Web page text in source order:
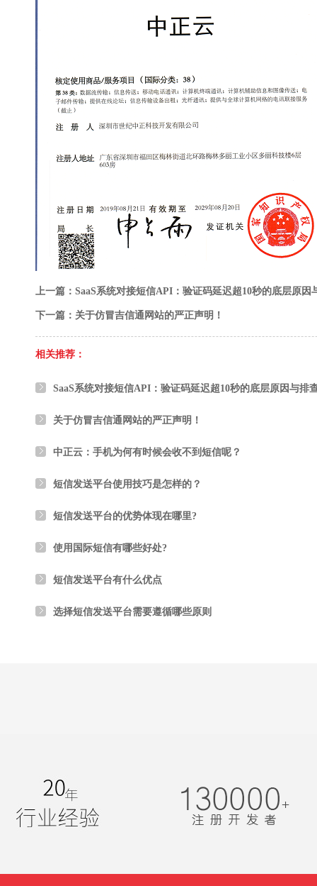
上一篇：SaaS系统对接短信API：验证码延迟超10秒的底层原因
下一篇：关于仿冒吉信通网站的严正声明！
相关推荐：
SaaS系统对接短信API：验证码延迟超10秒的底层原因与排
关于仿冒吉信通网站的严正声明！
中正云：手机为何有时候会收不到短信呢？
短信发送平台使用技巧是怎样的？
短信发送平台的优势体现在哪里?
使用国际短信有哪些好处?
短信发送平台有什么优点
选择短信发送平台需要遵循哪些原则